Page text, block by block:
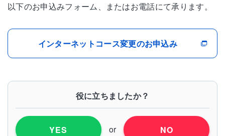
以下のお申込みフォーム、またはお電話にて承ります。
インターネットコース変更のお申込み
役に立ちましたか？
YES or NO